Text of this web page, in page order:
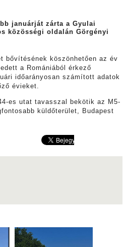
januárját zárta a Gyulai
közösségi oldalán Görgényi
bővítésének köszönhetően az év
a Romániából érkező
időarányosan számított adatok
évieket.
es utat tavasszal bekötik az M5-
küldőterület, Budapest